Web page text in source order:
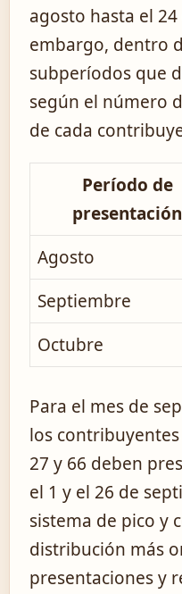
agosto hasta el
embargo, dentro
subperíodos que
según el número
de cada
Período de
presentación
Agosto
Septiembre
Octubre
Para el mes de
los
27 y 66 deben
el 1 y el 26 de
sistema de pico y
distribución más
presentaciones y